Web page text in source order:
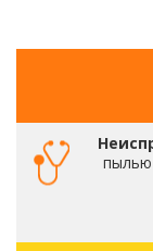
пылью